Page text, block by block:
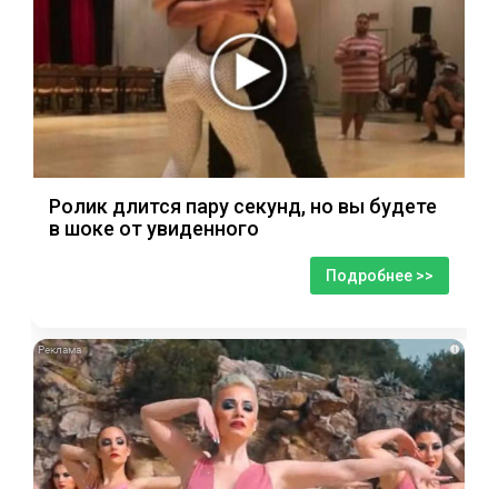
Ролик длится пару секунд, но вы будете
в шоке от увиденного
Подробнее >>
i